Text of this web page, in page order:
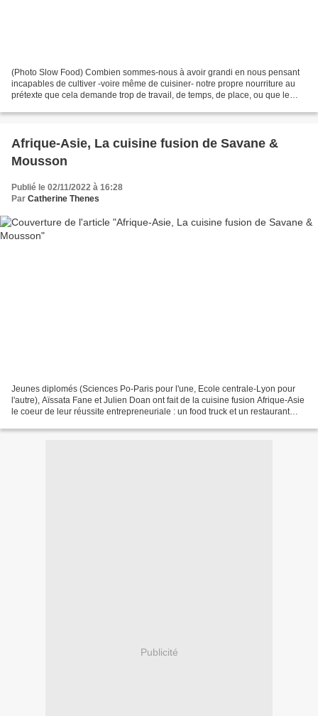
(Photo Slow Food) Combien sommes-nous à avoir grandi en nous pensant
incapables de cultiver -voire même de cuisiner- notre propre nourriture au
prétexte que cela demande trop de travail, de temps, de place, ou que le
Afrique-Asie, La cuisine fusion de Savane &
Mousson
Publié le 02/11/2022 à 16:28
Par Catherine Thenes
Jeunes diplomés (Sciences Po-Paris pour l'une, Ecole centrale-Lyon pour
l'autre), Aïssata Fane et Julien Doan ont fait de la cuisine fusion Afrique-Asie
le coeur de leur réussite entrepreneuriale : un food truck et un restaurant
Publicité